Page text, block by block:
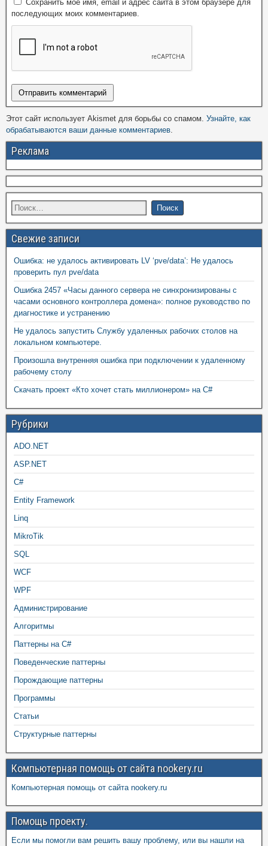
Сохранить моё имя, email и адрес сайта в этом браузере для
последующих моих комментариев.
Этот сайт использует Akismet для борьбы со спамом. Узнайте, как
обрабатываются ваши данные комментариев.
Реклама
Свежие записи
Ошибка: не удалось активировать LV ‘pve/data’: Не удалось
проверить пул pve/data
Ошибка 2457 «Часы данного сервера не синхронизированы с
часами основного контроллера домена»: полное руководство по
диагностике и устранению
Не удалось запустить Службу удаленных рабочих столов на
локальном компьютере.
Произошла внутренняя ошибка при подключении к удаленному
рабочему столу
Скачать проект «Кто хочет стать миллионером» на C#
Рубрики
ADO.NET
ASP.NET
C#
Entity Framework
Linq
MikroTik
SQL
WCF
WPF
Администрирование
Алгоритмы
Паттерны на C#
Поведенческие паттерны
Порождающие паттерны
Программы
Статьи
Структурные паттерны
Компьютерная помощь от сайта nookery.ru
Компьютерная помощь от сайта nookery.ru
Помощь проекту.
Если мы помогли вам решить вашу проблему, или вы нашли на